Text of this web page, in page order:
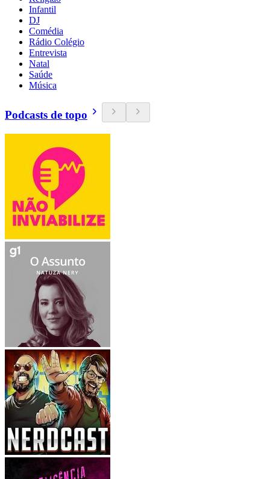
Infantil
DJ
Comédia
Rádio Colégio
Entrevista
Natal
Saúde
Música
Podcasts de topo